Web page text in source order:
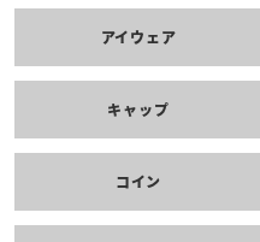
アイウェア
キャップ
コイン